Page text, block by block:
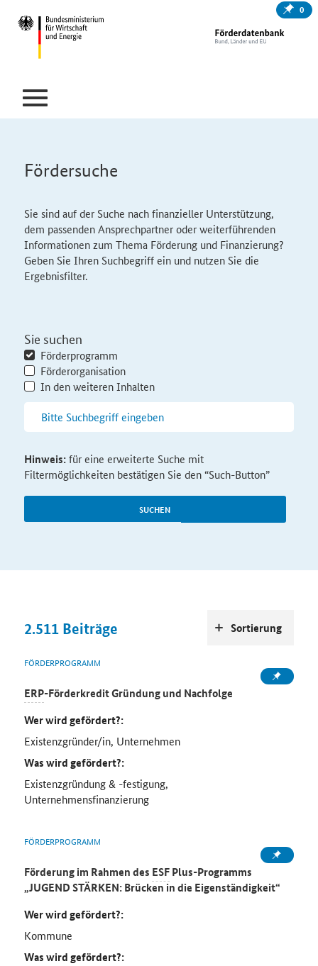
0
Fördersuche
Sie sind auf der Suche nach finanzieller Unterstützung,
dem passenden Ansprechpartner oder weiterführenden
Informationen zum Thema Förderung und Finanzierung?
Geben Sie Ihren Suchbegriff ein und nutzen Sie die
Ergebnisfilter.
Sie suchen
Förderprogramm
Förderorganisation
In den weiteren Inhalten
SUCHEN
Hinweis:für eine erweiterte Suche mit
Filtermöglichkeiten bestätigen Sie den “Such-Button”
2.511 Beiträge
FÖRDERPROGRAMM
ERP-Förderkredit Gründung und Nachfolge
Wer wird gefördert?:
Existenzgründer/in, Unternehmen
Was wird gefördert?:
Existenzgründung & -festigung,
Unternehmensfinanzierung
FÖRDERPROGRAMM
Förderungim Rahmen des ESFPlus-Programms
„JUGEND STÄRKEN: Brücken in die Eigenständigkeit“
Wer wird gefördert?:
Kommune
Was wird gefördert?:
Sortierung